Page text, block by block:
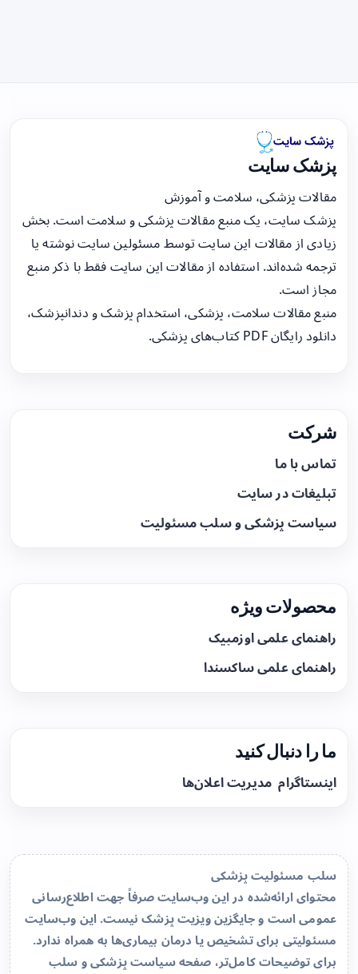
پزشک سایت
مقالات پزشکی، سلامت و آموزش
پزشک سایت، یک منبع مقالات پزشکی و سلامت است. بخش
زیادی از مقالات این سایت توسط مسئولین سایت نوشته یا
ترجمه شده‌اند. استفاده از مقالات این سایت فقط با ذکر منبع
مجاز است.
منبع مقالات سلامت، پزشکی، استخدام پزشک و دندانپزشک،
دانلود رایگان PDF کتاب‌های پزشکی.
شرکت
تماس با ما
تبلیغات در سایت
سیاست پزشکی و سلب مسئولیت
محصولات ویژه
راهنمای علمی اوزمپیک
راهنمای علمی ساکسندا
ما را دنبال کنید
اینستاگرام مدیریت اعلان‌ها
سلب مسئولیت پزشکی
محتوای ارائه‌شده در این وب‌سایت صرفاً جهت اطلاع‌رسانی
عمومی است و جایگزین ویزیت پزشک نیست. این وب‌سایت
مسئولیتی برای تشخیص یا درمان بیماری‌ها به همراه ندارد.
برای توضیحات کامل‌تر، صفحهسیاست پزشکی و سلب